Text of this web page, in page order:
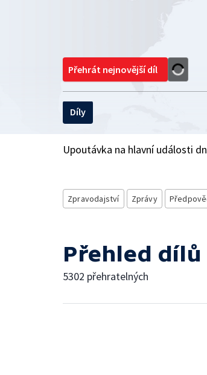
Přehrát nejnovější díl
Díly
Upoutávka na hlavní události
Zpravodajství Zprávy
Přehled dílů
5302 přehratelných